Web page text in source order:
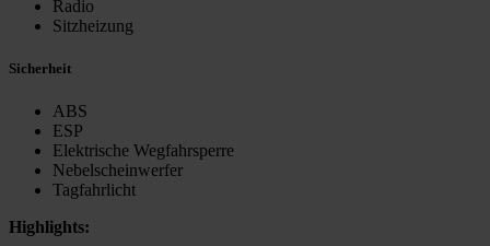
Radio
Sitzheizung
Sicherheit
ABS
ESP
Elektrische Wegfahrsperre
Nebelscheinwerfer
Tagfahrlicht
Highlights: